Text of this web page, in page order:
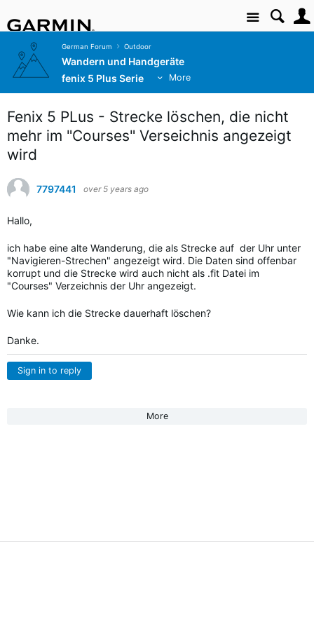
Site
German Forum Outdoor
Wandern und Handgeräte
fenix 5 Plus Serie
More
Fenix 5 PLus - Strecke löschen, die nicht
mehr im "Courses" Verseichnis angezeigt
wird
7797441 over 5 years ago
Hallo,
ich habe eine alte Wanderung, die als Strecke auf der Uhr unter
"Navigieren-Strechen" angezeigt wird. Die Daten sind offenbar
korrupt und die Strecke wird auch nicht als .fit Datei im
"Courses" Verzeichnis der Uhr angezeigt.
Wie kann ich die Strecke dauerhaft löschen?
Danke.
Sign in to reply
More